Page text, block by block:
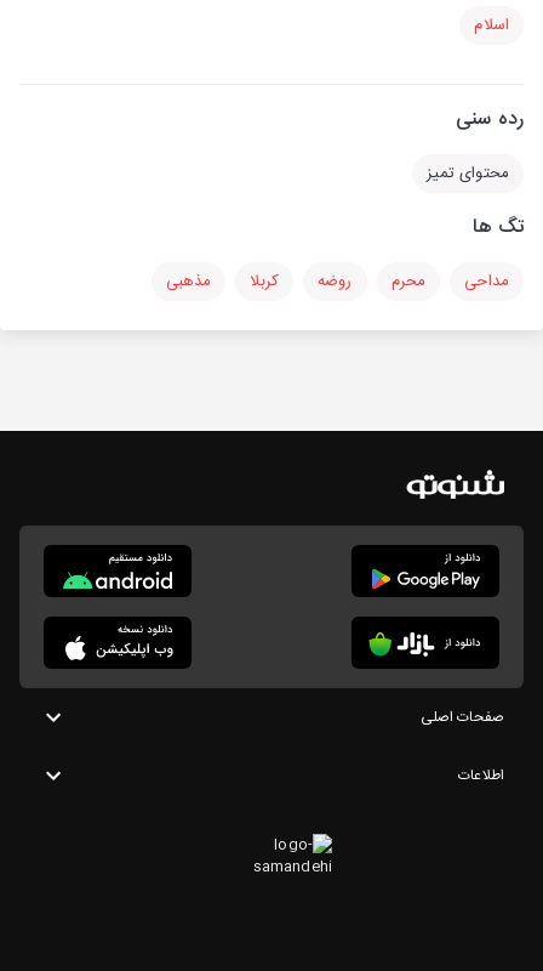
اسلام
رده سنی
محتوای تمیز
تگ ها
مداحی محرم روضه کربلا مذهبی
صفحات اصلی
اطلاعات